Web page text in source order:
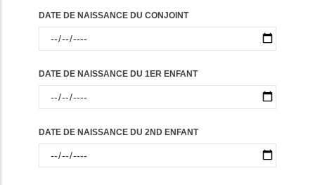
DATE DE NAISSANCE DU CONJOINT
DATE DE NAISSANCE DU 1ER ENFANT
DATE DE NAISSANCE DU 2ND ENFANT